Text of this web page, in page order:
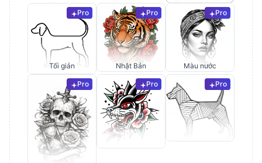
Pro
Tối giản
Pro
Nhật Bản
Pro
Màu nước
Pro Pro Pro